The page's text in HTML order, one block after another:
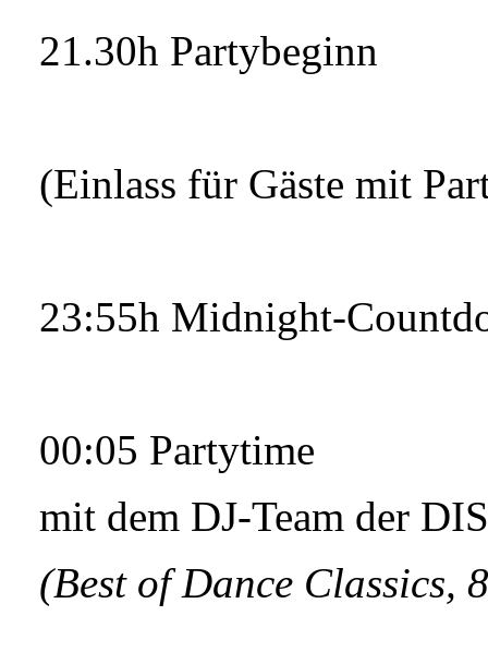
21.30h Partybeginn
(Einlass für Gäste mit
23:55h Midnight-
00:05 Partytime
mit dem DJ-Team der
(Best of Dance Classics,